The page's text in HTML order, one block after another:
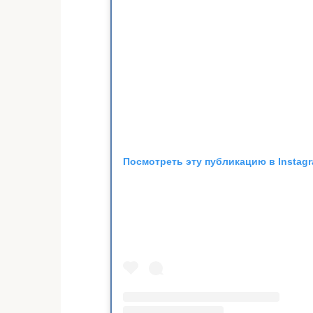
Посмотреть эту публикацию в